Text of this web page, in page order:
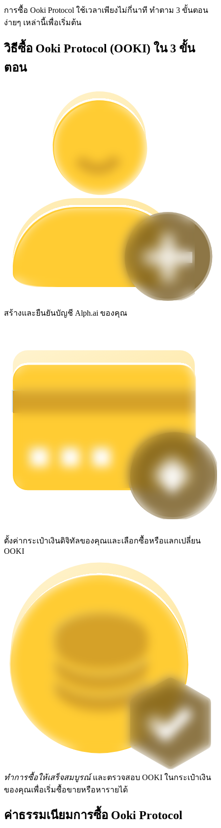
แนะนำ
คู่มือเริ่มต้นฟิวเจอร์ส
กลยุทธ์การซื้อขาย
เรียนรู้วิธีการรักษาผลกำไร
ได้รับ
การลงทุนพิเศษสำหรับผู้ถือ BTR
การซื้อ Ooki Protocol ใช้เวลาเพียงไม่กี่นาที ทำตาม 3 ขั้นตอน
ง่ายๆ เหล่านี้เพื่อเริ่มต้น
วิธีซื้อ Ooki Protocol (OOKI) ใน 3 ขั้น
ตอน
สร้างและยืนยันบัญชี Alph.ai ของคุณ
ตั้งค่ากระเป๋าเงินดิจิทัลของคุณและเลือกซื้อหรือแลกเปลี่ยน
OOKI
ทำการซื้อให้เสร็จสมบูรณ์และตรวจสอบ OOKI ในกระเป๋าเงิน
ของคุณเพื่อเริ่มซื้อขายหรือหารายได้
ค่าธรรมเนียมการซื้อ Ooki Protocol